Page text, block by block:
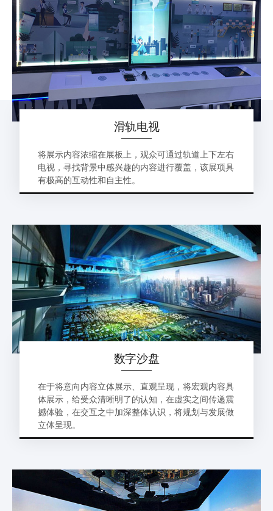
滑轨电视
将展示内容浓缩在展板上，观众可通过轨道上下左右
电视，寻找背景中感兴趣的内容进行覆盖，该展项具
有极高的互动性和自主性。
数字沙盘
在于将意向内容立体展示、直观呈现，将宏观内容具
体展示，给受众清晰明了的认知，在虚实之间传递震
撼体验，在交互之中加深整体认识，将规划与发展做
立体呈现。